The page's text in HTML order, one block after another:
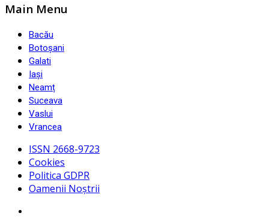
Main Menu
Bacău
Botoșani
Galati
Iași
Neamț
Suceava
Vaslui
Vrancea
ISSN 2668-9723
Cookies
Politica GDPR
Oamenii Noștrii